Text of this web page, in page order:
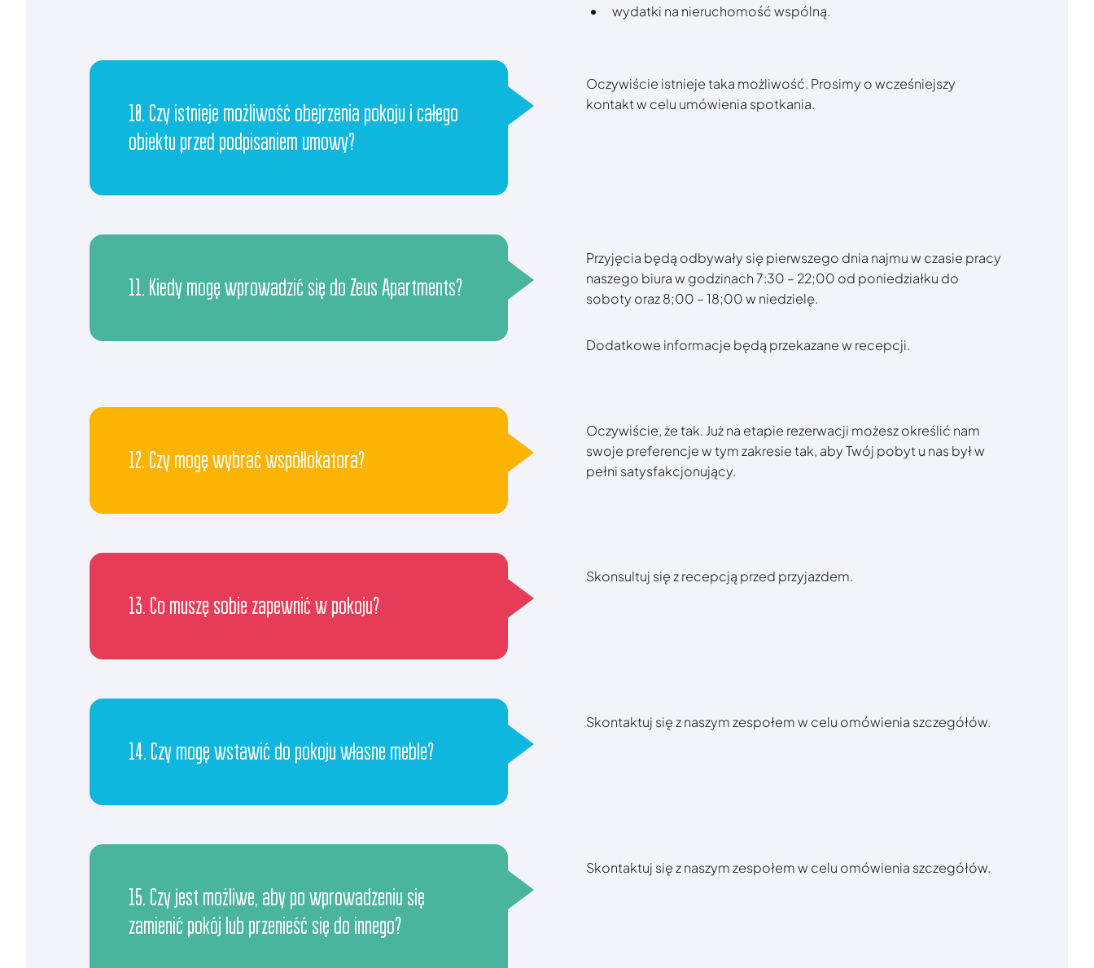
wydatki na nieruchomość wspólną.
10. Czy istnieje możliwość obejrzenia pokoju i całego
obiektu przed podpisaniem umowy?
Oczywiście istnieje taka możliwość. Prosimy o wcześniejszy
kontakt w celu umówienia spotkania.
11. Kiedy mogę wprowadzić się do Zeus Apartments?
Przyjęcia będą odbywały się pierwszego dnia najmu w czasie pracy
naszego biura w godzinach 7:30 – 22;00 od poniedziałku do
soboty oraz 8;00 – 18;00 w niedzielę.
Dodatkowe informacje będą przekazane w recepcji.
12. Czy mogę wybrać współlokatora?
Oczywiście, że tak. Już na etapie rezerwacji możesz określić nam
swoje preferencje w tym zakresie tak, aby Twój pobyt u nas był w
pełni satysfakcjonujący.
13. Co muszę sobie zapewnić w pokoju?
Skonsultuj się z recepcją przed przyjazdem.
14. Czy mogę wstawić do pokoju własne meble?
Skontaktuj się z naszym zespołem w celu omówienia szczegółów.
15. Czy jest możliwe, aby po wprowadzeniu się
zamienić pokój lub przenieść się do innego?
Skontaktuj się z naszym zespołem w celu omówienia szczegółów.